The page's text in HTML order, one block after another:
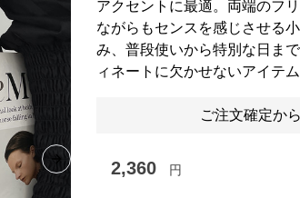
Next slide
アクセントに最適。両端のフ
ながらもセンスを感じさせる
み、普段使いから特別な日ま
ィネートに欠かせないアイテ
ご注文確定か
2,360 円